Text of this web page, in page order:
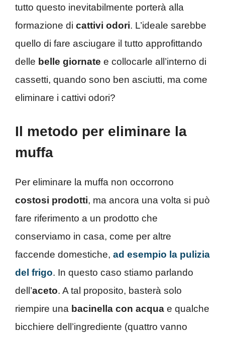
tutto questo inevitabilmente porterà alla
formazione di cattivi odori. L’ideale sarebbe
quello di fare asciugare il tutto approfittando
delle belle giornate e collocarle all’interno di
cassetti, quando sono ben asciutti, ma come
eliminare i cattivi odori?
Il metodo per eliminare la
muffa
Per eliminare la muffa non occorrono
costosi prodotti, ma ancora una volta si può
fare riferimento a un prodotto che
conserviamo in casa, come per altre
faccende domestiche, ad esempio la pulizia
del frigo. In questo caso stiamo parlando
dell’aceto. A tal proposito, basterà solo
riempire una bacinella con acqua e qualche
bicchiere dell’ingrediente (quattro vanno